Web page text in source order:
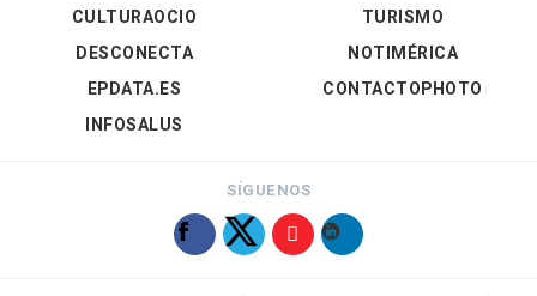
CULTURAOCIO
DESCONECTA
EPDATA.ES
INFOSALUS
TURISMO
NOTIMÉRICA
CONTACTOPHOTO
SÍGUENOS